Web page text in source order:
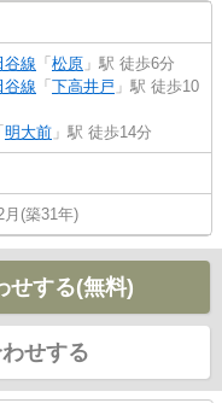
谷線 「 松原 」駅 徒歩6分
谷線 「 下高井戸 」駅 徒歩10
明大前 」駅 徒歩14分
月(築31年)
せする(無料)
せする